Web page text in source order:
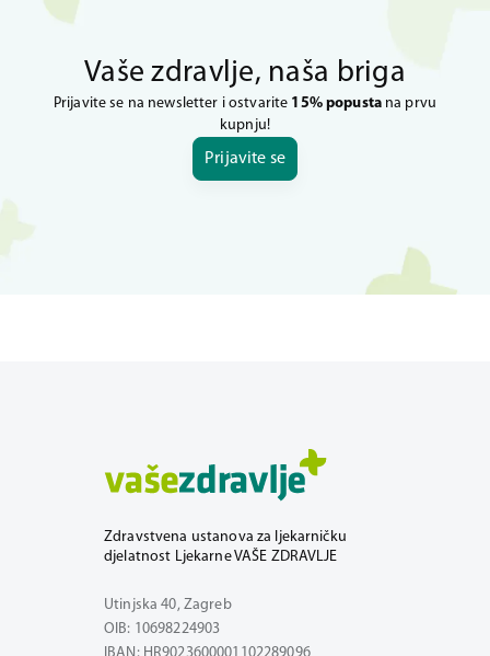
Vaše zdravlje, naša briga
Prijavite se na newsletter i ostvarite 15% popustana prvu
kupnju!
Prijavite se
Zdravstvena ustanova za ljekarničku
djelatnost Ljekarne VAŠE ZDRAVLJE
Utinjska 40, Zagreb
OIB: 10698224903